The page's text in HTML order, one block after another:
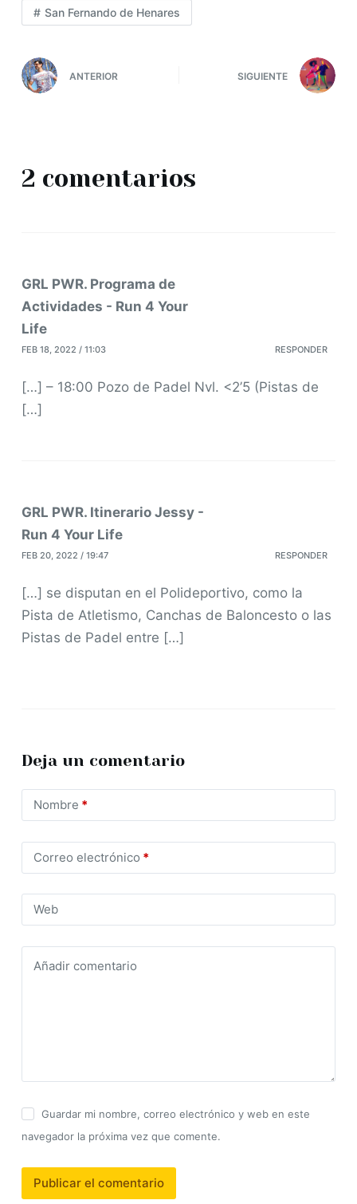
San Fernando de Henares
ANTERIOR SIGUIENTE
2 comentarios
GRL PWR. Programa de
Actividades - Run 4 Your
Life
FEB 18, 2022 / 11:03 RESPONDER
[…] – 18:00 Pozo de Padel Nvl. <2’5 (Pistas de
[…]
GRL PWR. Itinerario Jessy -
Run 4 Your Life
FEB 20, 2022 / 19:47 RESPONDER
[…] se disputan en el Polideportivo, como la
Pista de Atletismo, Canchas de Baloncesto o las
Pistas de Padel entre […]
Deja un comentario
Nombre *
Correo electrónico *
Web
Añadir comentario
Guardar mi nombre, correo electrónico y web en este
navegador la próxima vez que comente.
Publicar el comentario